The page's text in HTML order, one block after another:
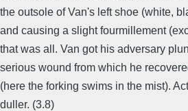
the outsole of Van's left shoe (white,
and causing a slight fourmillement
that was all. Van got his adversary
serious wound from which he
(here the forking swims in the mist).
duller. (3.8)